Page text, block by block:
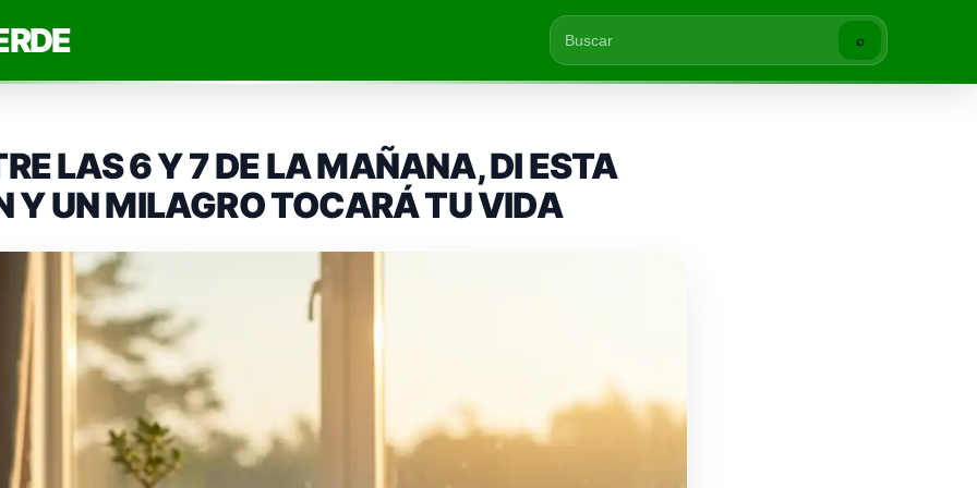
⌕
LAS 6 Y 7 DE LA MAÑANA, DI ESTA
Y UN MILAGRO TOCARÁ TU VIDA